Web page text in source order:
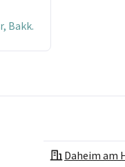
Bakk.